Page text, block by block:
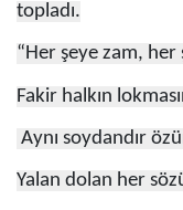
topladı.
“Her şeye zam, her
Fakir halkın
Aynı soydandır
Yalan dolan her